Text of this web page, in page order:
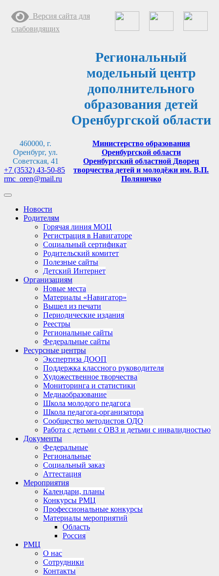
содержимому
Версия сайта для
слабовидящих
Региональный
модельный центр
дополнительного
образования детей
Оренбургской области
460000, г.
Оренбург, ул.
Советская, 41
+7 (3532) 43-50-85
rmc_oren@mail.ru
Министерство образования
Оренбургской области
Оренбургский областной Дворец
творчества детей и молодёжи им. В.П.
Поляничко
Новости
Родителям
Горячая линия МОЦ
Регистрация в Навигаторе
Социальный сертификат
Родительский комитет
Полезные сайты
Детский Интернет
Организациям
Новые места
Материалы «Навигатор»
Вышел из печати
Периодические издания
Реестры
Региональные сайты
Федеральные сайты
Ресурсные центры
Экспертиза ДООП
Поддержка классного руководителя
Художественное творчества
Мониторинга и статистики
Медиаобразование
Школа молодого педагога
Школа педагога-организатора
Сообщество методистов ОДО
Работа с детьми с ОВЗ и детьми с инвалидностью
Документы
Федеральные
Региональные
Социальный заказ
Аттестация
Мероприятия
Календари, планы
Конкурсы РМЦ
Профессиональные конкурсы
Материалы мероприятий
Область
Россия
РМЦ
О нас
Сотрудники
Контакты